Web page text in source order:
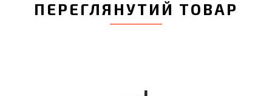
ПЕРЕГЛЯНУТИЙ ТОВАР